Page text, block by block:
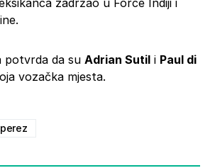
potvrda da su Adrian Sutil i Paul di
vozačka mjesta.
perez